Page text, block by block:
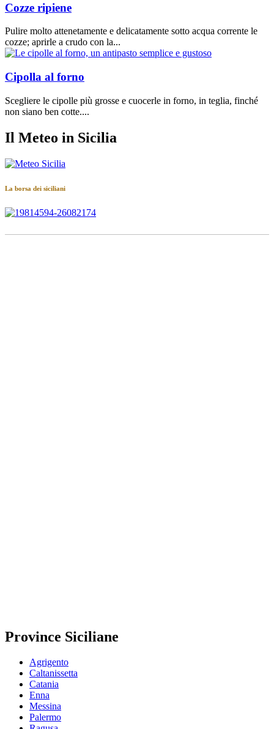
Cozze ripiene
Pulire molto attenetamente e delicatamente sotto acqua corrente le
cozze; aprirle a crudo con la...
Cipolla al forno
Scegliere le cipolle più grosse e cuocerle in forno, in teglia, finché
non siano ben cotte....
Il Meteo in Sicilia
La borsa dei siciliani
Province Siciliane
Agrigento
Caltanissetta
Catania
Enna
Messina
Palermo